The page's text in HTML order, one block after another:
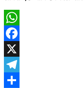
WhatsApp
Facebook
X
Telegram